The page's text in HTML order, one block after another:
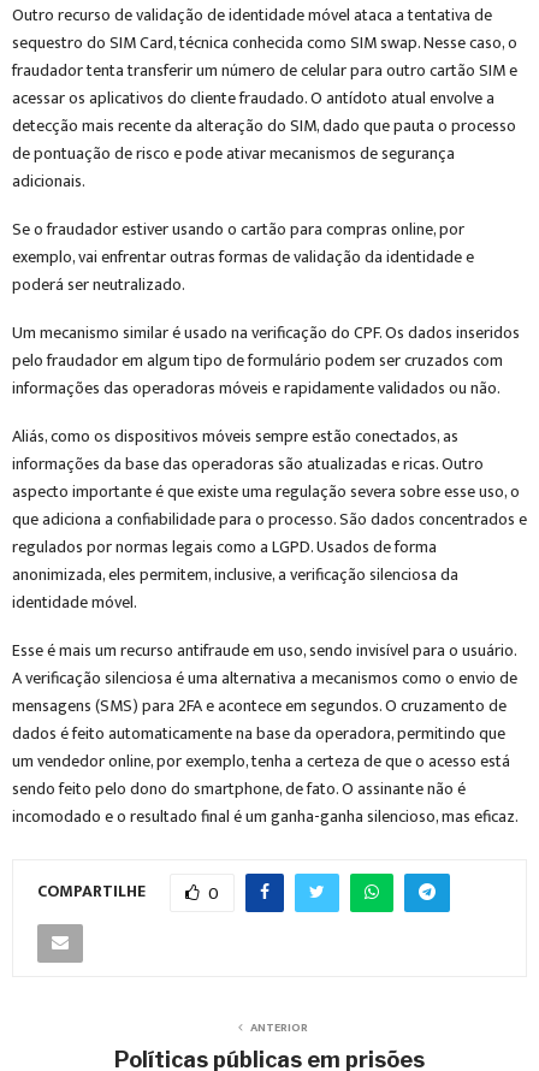
Outro recurso de validação de identidade móvel ataca a tentativa de
sequestro do SIM Card, técnica conhecida como SIM swap. Nesse caso, o
fraudador tenta transferir um número de celular para outro cartão SIM e
acessar os aplicativos do cliente fraudado. O antídoto atual envolve a
detecção mais recente da alteração do SIM, dado que pauta o processo
de pontuação de risco e pode ativar mecanismos de segurança
adicionais.
Se o fraudador estiver usando o cartão para compras online, por
exemplo, vai enfrentar outras formas de validação da identidade e
poderá ser neutralizado.
Um mecanismo similar é usado na verificação do CPF. Os dados inseridos
pelo fraudador em algum tipo de formulário podem ser cruzados com
informações das operadoras móveis e rapidamente validados ou não.
Aliás, como os dispositivos móveis sempre estão conectados, as
informações da base das operadoras são atualizadas e ricas. Outro
aspecto importante é que existe uma regulação severa sobre esse uso, o
que adiciona a confiabilidade para o processo. São dados concentrados e
regulados por normas legais como a LGPD. Usados de forma
anonimizada, eles permitem, inclusive, a verificação silenciosa da
identidade móvel.
Esse é mais um recurso antifraude em uso, sendo invisível para o usuário.
A verificação silenciosa é uma alternativa a mecanismos como o envio de
mensagens (SMS) para 2FA e acontece em segundos. O cruzamento de
dados é feito automaticamente na base da operadora, permitindo que
um vendedor online, por exemplo, tenha a certeza de que o acesso está
sendo feito pelo dono do smartphone, de fato. O assinante não é
incomodado e o resultado final é um ganha-ganha silencioso, mas eficaz.
COMPARTILHE 0
ANTERIOR
Políticas públicas em prisões